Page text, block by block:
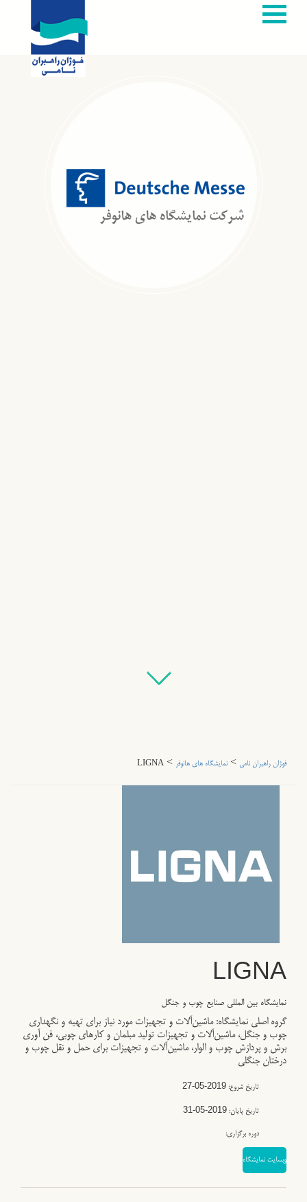
فوژان راهبران نامی > نمایشگاه های هانوفر >
LIGNA
LIGNA
نمایشگاه بین المللی صنایع چوب و جنگل
گروه اصلی نمایشگاه: ماشین‌آلات و تجهیزات مورد نیاز برای تهیه و نگهداری
چوب و جنگل، ماشین‌آلات و تجهیزات تولید مبلمان و کارهای چوبی، فن آوری
برش و پردازش چوب و الوار، ماشین‌آلات و تجهیزات برای حمل و نقل چوب و
درختان جنگلی
تاریخ شروع: 2019-05-27
تاریخ پایان: 2019-05-31
دوره برگزاری:
وبسایت نمایشگاه